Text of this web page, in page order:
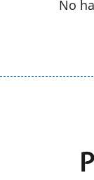
No